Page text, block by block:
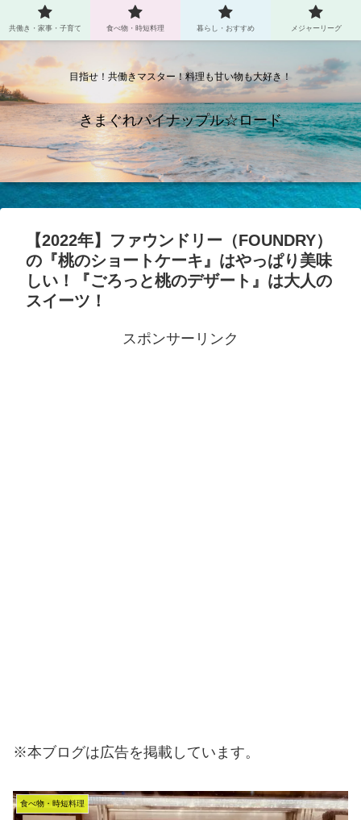
目指せ！共働きマスター！料理も甘い物も大好き！
きまぐれパイナップル☆ロード
【2022年】ファウンドリー（FOUNDRY）
の『桃のショートケーキ』はやっぱり美味
しい！『ごろっと桃のデザート』は大人の
スイーツ！
スポンサーリンク
※本ブログは広告を掲載しています。
食べ物・時短料理
共働き・家事・子育て 食べ物・時短料理 暮らし・おすすめ メジャーリーグ